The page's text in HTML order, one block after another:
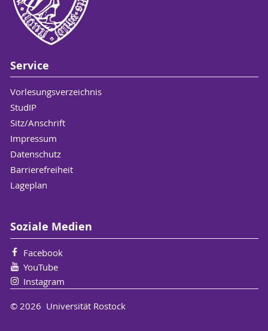
Service
Vorlesungsverzeichnis
StudIP
Sitz/Anschrift
Impressum
Datenschutz
Barrierefreiheit
Lageplan
Soziale Medien
Facebook
YouTube
Instagram
© 2026 Universität Rostock